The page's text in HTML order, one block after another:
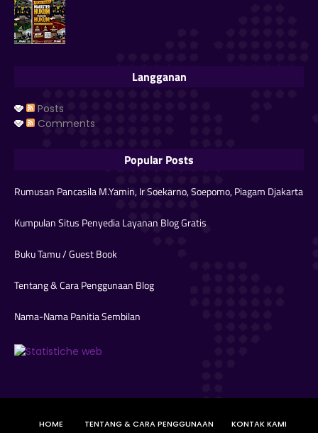
Langganan
Posts
Comments
Popular Posts
Rumusan Pancasila M.Yamin, Ir Soekarno, Soepomo, Piagam Djakarta
Kumpulan Situs Penyedia Layanan Blog Gratis
Buku Tamu / Guest Book
Tentang & Cara Penggunaan Blog
Nama-Nama Panitia Sembilan
HOME TENTANG & CARA PENGGUNAAN KONTAK KAMI